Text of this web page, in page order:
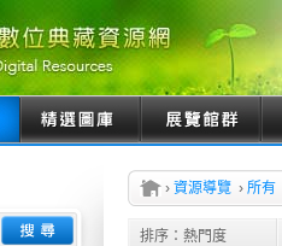
› 資源導覽 › 所有
排序： 熱門度